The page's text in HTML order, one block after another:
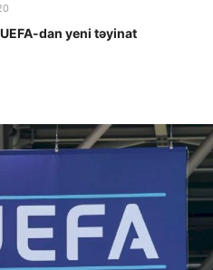
dan yeni təyinat